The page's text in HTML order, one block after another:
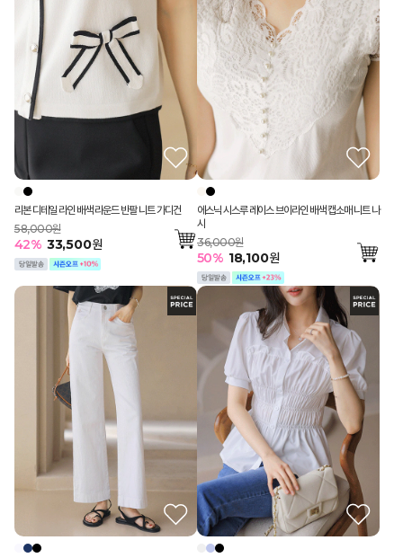
리본 디테일 라인 배색 라운드 반팔 니트 가디건
58,000원
42% 33,500원
에스닉 시스루 레이스 브이라인 배색 캡소매 니트 나
시
36,000원
50% 18,100원